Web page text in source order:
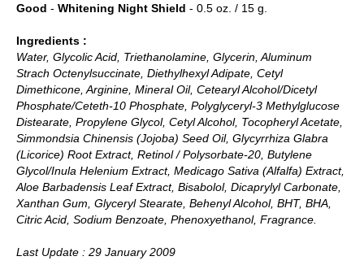
Good - Whitening Night Shield - 0.5 oz. / 15 g.
Ingredients :
Water, Glycolic Acid, Triethanolamine, Glycerin, Aluminum
Strach Octenylsuccinate, Diethylhexyl Adipate, Cetyl
Dimethicone, Arginine, Mineral Oil, Cetearyl Alcohol/Dicetyl
Phosphate/Ceteth-10 Phosphate, Polyglyceryl-3 Methylglucose
Distearate, Propylene Glycol, Cetyl Alcohol, Tocopheryl Acetate,
Simmondsia Chinensis (Jojoba) Seed Oil, Glycyrrhiza Glabra
(Licorice) Root Extract, Retinol / Polysorbate-20, Butylene
Glycol/Inula Helenium Extract, Medicago Sativa (Alfalfa) Extract,
Aloe Barbadensis Leaf Extract, Bisabolol, Dicaprylyl Carbonate,
Xanthan Gum, Glyceryl Stearate, Behenyl Alcohol, BHT, BHA,
Citric Acid, Sodium Benzoate, Phenoxyethanol, Fragrance.
Last Update : 29 January 2009